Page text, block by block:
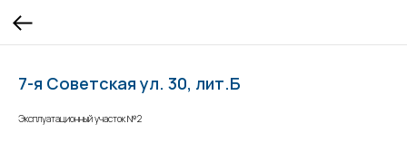
7-я Советская ул. 30, лит.Б
Эксплуатационный участок №2